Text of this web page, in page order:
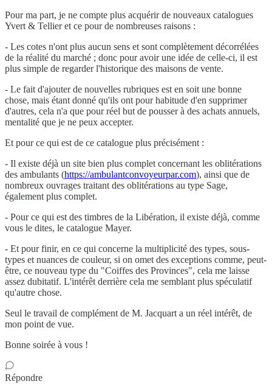
Pour ma part, je ne compte plus acquérir de nouveaux catalogues
Yvert & Tellier et ce pour de nombreuses raisons :
- Les cotes n'ont plus aucun sens et sont complètement décorrélées
de la réalité du marché ; donc pour avoir une idée de celle-ci, il est
plus simple de regarder l'historique des maisons de vente.
- Le fait d'ajouter de nouvelles rubriques est en soit une bonne
chose, mais étant donné qu'ils ont pour habitude d'en supprimer
d'autres, cela n'a que pour réel but de pousser à des achats annuels,
mentalité que je ne peux accepter.
Et pour ce qui est de ce catalogue plus précisément :
- Il existe déjà un site bien plus complet concernant les oblitérations
des ambulants (https://ambulantconvoyeurpar.com), ainsi que de
nombreux ouvrages traitant des oblitérations au type Sage,
également plus complet.
- Pour ce qui est des timbres de la Libération, il existe déjà, comme
vous le dites, le catalogue Mayer.
- Et pour finir, en ce qui concerne la multiplicité des types, sous-
types et nuances de couleur, si on omet des exceptions comme, peut-
être, ce nouveau type du "Coiffes des Provinces", cela me laisse
assez dubitatif. L'intérêt derrière cela me semblant plus spéculatif
qu'autre chose.
Seul le travail de complément de M. Jacquart a un réel intérêt, de
mon point de vue.
Bonne soirée à vous !
Répondre